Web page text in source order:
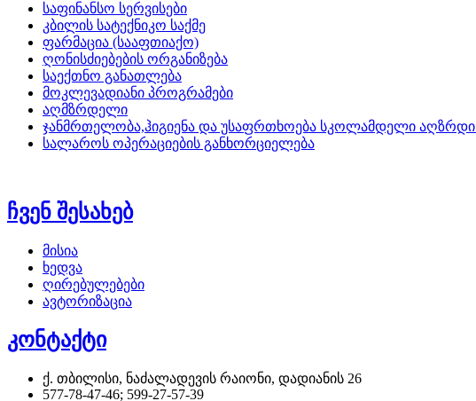
საფინანსო სერვისები
კბილის სატექნიკო საქმე
ფარმაცია (სააფთიაქო)
ღონისძიებების ორგანიზება
საექთნო განათლება
მოკლევადიანი პროგრამები
აღმზრდელი
ჯანმრთელობა,ჰიგიენა და უსაფრთხოება სკოლამდელი
სალაროს ოპერაციების განხორციელება
ჩვენ შესახებ
მისია
ხედვა
ღირებულებები
ავტორიზაცია
კონტაქტი
ქ. თბილისი, ნაძალადევის რაიონი, დადიანის 26
577-78-47-46; 599-27-57-39